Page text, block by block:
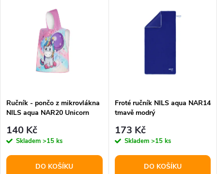
Ručník - pončo z mikrovlákna
NILS aqua NAR20 Unicorn
140 Kč
Skladem >15 ks
DO KOŠÍKU
Froté ručník NILS aqua NAR14
tmavě modrý
173 Kč
Skladem >15 ks
DO KOŠÍKU